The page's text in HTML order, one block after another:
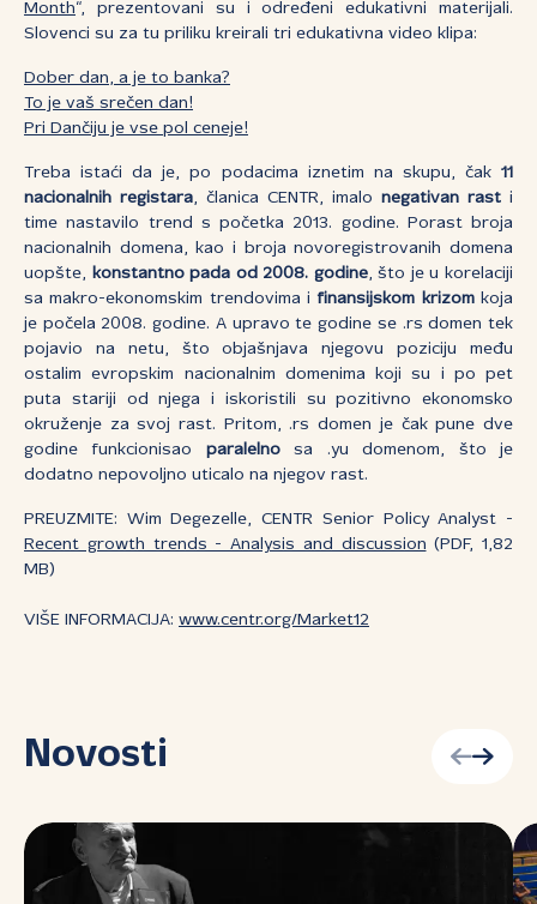
Month“, prezentovani su i određeni edukativni materijali.
Slovenci su za tu priliku kreirali tri edukativna video klipa:
Dober dan, a je to banka?
To je vaš srečen dan!
Pri Dančiju je vse pol ceneje!
Treba istaći da je, po podacima iznetim na skupu, čak 11
nacionalnih registara, članica CENTR, imalo negativan rast i
time nastavilo trend s početka 2013. godine. Porast broja
nacionalnih domena, kao i broja novoregistrovanih domena
uopšte,
konstantno pada od 2008. godine, što je u korelaciji
sa makro-ekonomskim trendovima ifinansijskom krizomkoja
je počela 2008. godine. A upravo te godine se .rs domen tek
pojavio na netu, što objašnjava njegovu poziciju među
ostalim evropskim nacionalnim domenima koji su i po pet
puta stariji od njega i iskoristili su pozitivno ekonomsko
okruženje za svoj rast. Pritom, .rs domen je čak pune dve
godine funkcionisao paralelnosa .yu domenom, što je
dodatno nepovoljno uticalo na njegov rast.
PREUZMITE: Wim Degezelle, CENTR Senior Policy Analyst -
Recent growth trends - Analysis and discussion (PDF, 1,82
MB)
VIŠE INFORMACIJA: www.centr.org/Market12
Novosti